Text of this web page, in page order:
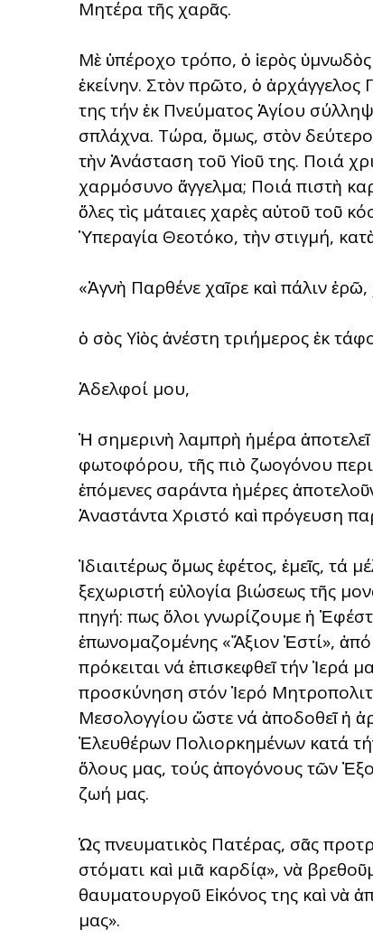
Μητέρα τῆς χαρᾶς.
Μὲ ὑπέροχο τρόπο, ὁ ἱερὸς
ἐκείνην. Στὸν πρῶτο, ὁ ἀρχάγγελος
της τήν ἐκ Πνεύματος Ἁγίου
σπλάχνα. Τώρα, ὅμως, στὸν δεύτερο
τὴν Ἀνάσταση τοῦ Υἱοῦ της. Ποιά
χαρμόσυνο ἄγγελμα; Ποιά πιστὴ
ὅλες τὶς μάταιες χαρὲς αὐτοῦ τοῦ
Ὑπεραγία Θεοτόκο, τὴν στιγμή,
«Ἁγνὴ Παρθένε χαῖρε καὶ πάλιν ἐρῶ,
ὁ σὸς Υἱὸς ἀνέστη τριήμερος ἐκ
Ἀδελφοί μου,
Ἡ σημερινὴ λαμπρὴ ἡμέρα
φωτοφόρου, τῆς πιὸ ζωογόνου
ἑπόμενες σαράντα ἡμέρες
Ἀναστάντα Χριστό καὶ πρόγευση
Ἰδιαιτέρως ὅμως ἐφέτος, ἐμεῖς, τά
ξεχωριστή εὐλογία βιώσεως τῆς
πηγή: Ὅπως ὅλοι γνωρίζουμε ἡ
ἐπωνομαζομένης «Ἄξιον Ἐστί»,
πρόκειται νά ἐπισκεφθεῖ τήν Ἱερά
προσκύνηση στόν Ἱερό
Μεσολογγίου ὥστε νά ἀποδοθεῖ ἡ
Ἐλευθέρων Πολιορκημένων κατά
ὅλους μας, τούς ἀπογόνους τῶν
ζωή μας.
Ὡς πνευματικὸς Πατέρας, σᾶς
στόματι καὶ μιᾶ καρδίᾳ», νὰ
θαυματουργοῦ Εἰκόνος της καὶ νὰ
μας».